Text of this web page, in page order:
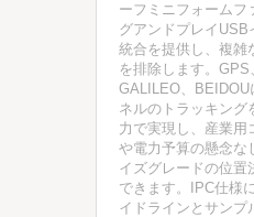
ーフミニフォームフ
グアンドプレイUSB
統合を提供し、複雑
を排除します。GPS
GALILEO、BEIDOU
ネルのトラッキング
力で実現し、産業用
や電力予算の懸念な
イズグレードの位置
できます。IPC仕様
イドラインとサンプ